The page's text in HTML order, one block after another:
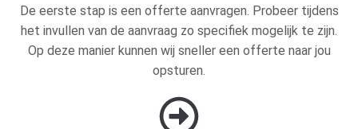
De eerste stap is een offerte aanvragen. Probeer tijdens
het invullen van de aanvraag zo specifiek mogelijk te zijn.
Op deze manier kunnen wij sneller een offerte naar jou
opsturen.